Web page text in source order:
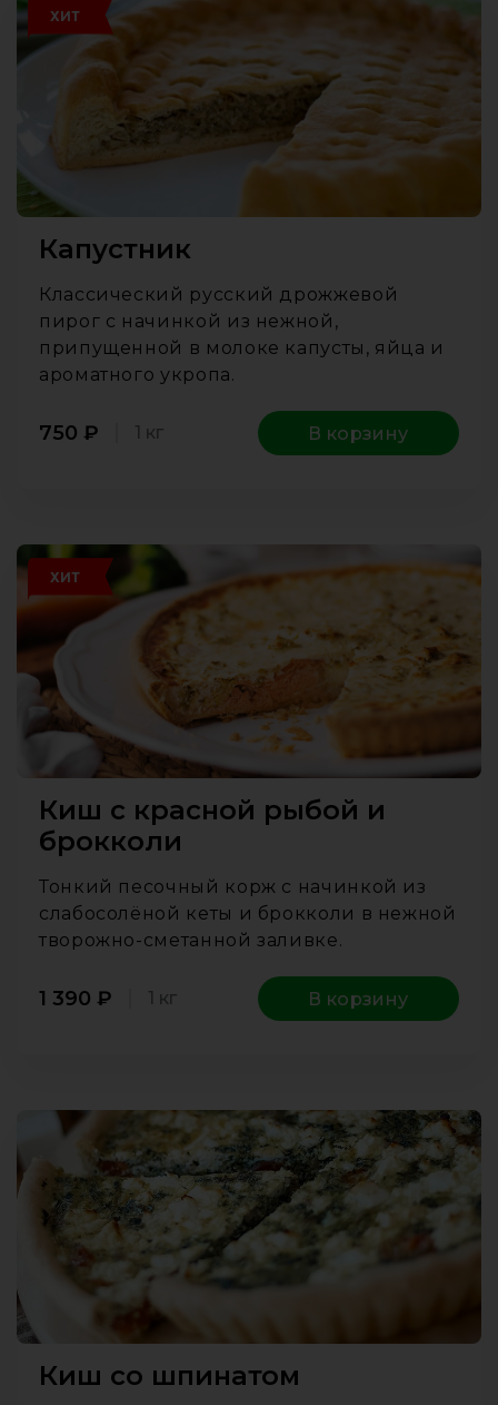
ХИТ
Капустник
Классический русский дрожжевой
пирог с начинкой из нежной,
припущенной в молоке капусты, яйца и
ароматного укропа.
750 ₽ 1 кг В корзину
ХИТ
Киш с красной рыбой и
брокколи
Тонкий песочный корж с начинкой из
слабосолёной кеты и брокколи в нежной
творожно-сметанной заливке.
1 390 ₽ 1 кг В корзину
Киш со шпинатом